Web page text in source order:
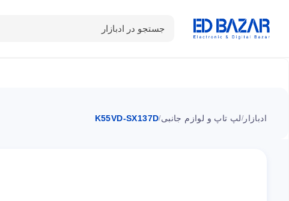
جستجو در ادبازار
دسته بندی محصولات
ادبازار /لپ تاپ و لوازم جانبی/
K55VD-SX137D